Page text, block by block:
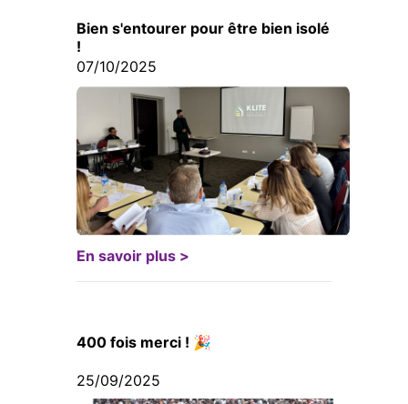
Bien s'entourer pour être bien isolé
!
07/10/2025
En savoir plus >
400 fois merci ! 🎉
25/09/2025